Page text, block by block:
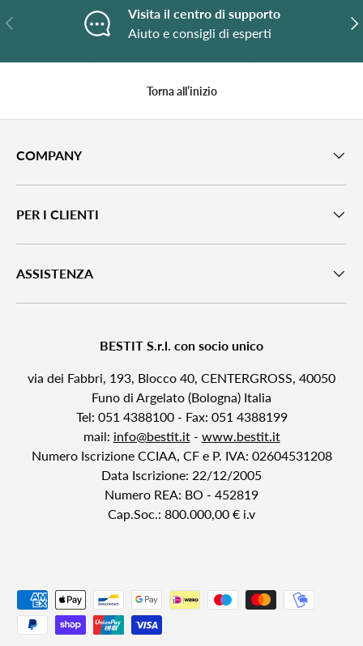
Indietro
Visita il centro di supporto
Aiuto e consigli di esperti
Torna all’inizio
COMPANY
PER I CLIENTI
ASSISTENZA
BESTIT S.r.l. con socio unico
via dei Fabbri, 193, Blocco 40, CENTERGROSS, 40050
Funo di Argelato (Bologna) Italia
Tel: 051 4388100 - Fax: 051 4388199
mail: info@bestit.it- www.bestit.it
Numero Iscrizione CCIAA, CF e P. IVA: 02604531208
Data Iscrizione: 22/12/2005
Numero REA: BO - 452819
Cap.Soc.: 800.000,00 € i.v
Metodi di pagamento accettati